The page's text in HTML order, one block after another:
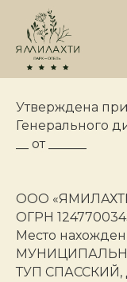
ПОЛИТИКА В
САЙТЕ.
Утверждена
Генерального
__ от ______
ООО
ОГРН
Место
ТУП СПАССКИЙ,